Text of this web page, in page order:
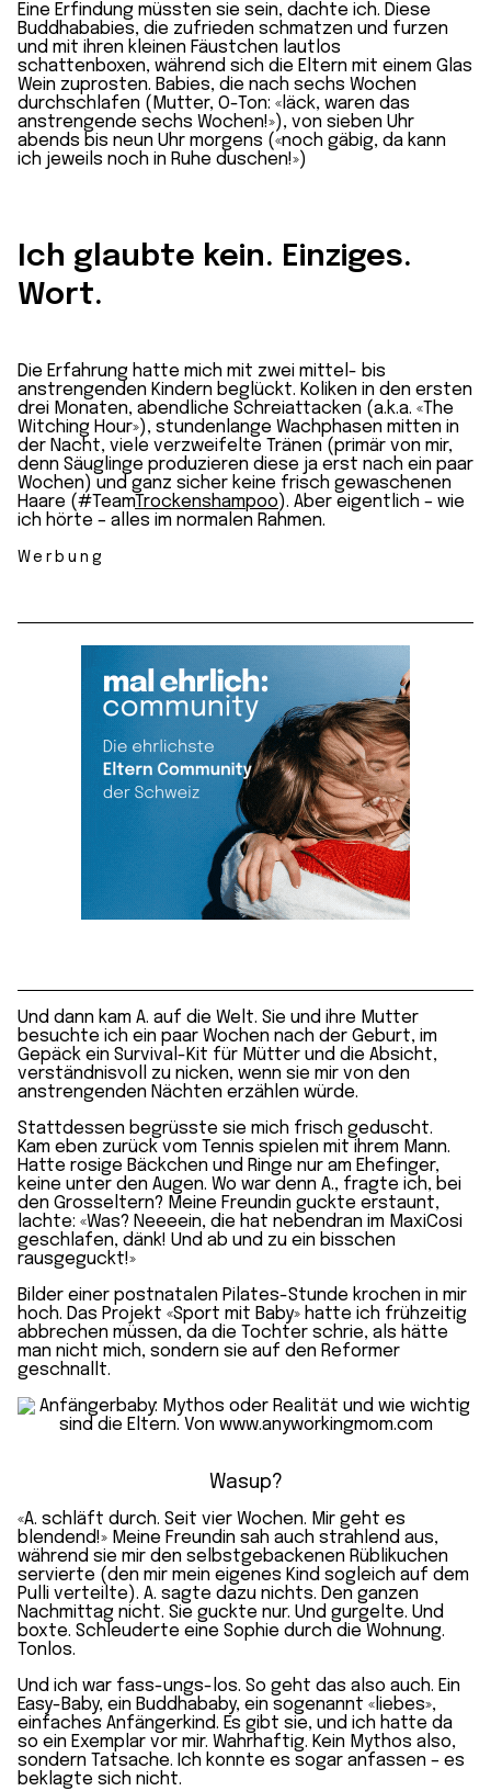
Eine Erfindung müssten sie sein, dachte ich. Diese
Buddhababies, die zufrieden schmatzen und furzen
und mit ihren kleinen Fäustchen lautlos
schattenboxen, während sich die Eltern mit einem Glas
Wein zuprosten. Babies, die nach sechs Wochen
durchschlafen (Mutter, O-Ton: «läck, waren das
anstrengende sechs Wochen!»), von sieben Uhr
abends bis neun Uhr morgens («noch gäbig, da kann
ich jeweils noch in Ruhe duschen!»)
Ich glaubte kein. Einziges.
Wort.
Die Erfahrung hatte mich mit zwei mittel- bis
anstrengenden Kindern beglückt. Koliken in den ersten
drei Monaten, abendliche Schreiattacken (a.k.a. «The
Witching Hour»), stundenlange Wachphasen mitten in
der Nacht, viele verzweifelte Tränen (primär von mir,
denn Säuglinge produzieren diese ja erst nach ein paar
Wochen) und ganz sicher keine frisch gewaschenen
Haare (#TeamTrockenshampoo). Aber eigentlich – wie
ich hörte – alles im normalen Rahmen.
Werbung
Und dann kam A. auf die Welt. Sie und ihre Mutter
besuchte ich ein paar Wochen nach der Geburt, im
Gepäck ein Survival-Kit für Mütter und die Absicht,
verständnisvoll zu nicken, wenn sie mir von den
anstrengenden Nächten erzählen würde.
Stattdessen begrüsste sie mich frisch geduscht.
Kam eben zurück vom Tennis spielen mit ihrem Mann.
Hatte rosige Bäckchen und Ringe nur am Ehefinger,
keine unter den Augen. Wo war denn A., fragte ich, bei
den Grosseltern? Meine Freundin guckte erstaunt,
lachte: «Was? Neeeein, die hat nebendran im MaxiCosi
geschlafen, dänk! Und ab und zu ein bisschen
rausgeguckt!»
Bilder einer postnatalen Pilates-Stunde krochen in mir
hoch. Das Projekt «Sport mit Baby» hatte ich frühzeitig
abbrechen müssen, da die Tochter schrie, als hätte
man nicht mich, sondern sie auf den Reformer
geschnallt.
Wasup?
«A. schläft durch. Seit vier Wochen. Mir geht es
blendend!» Meine Freundin sah auch strahlend aus,
während sie mir den selbstgebackenen Rüblikuchen
servierte (den mir mein eigenes Kind sogleich auf dem
Pulli verteilte). A. sagte dazu nichts. Den ganzen
Nachmittag nicht. Sie guckte nur. Und gurgelte. Und
boxte. Schleuderte eine Sophie durch die Wohnung.
Tonlos.
Und ich war fass-ungs-los. So geht das also auch. Ein
Easy-Baby, ein Buddhababy, ein sogenannt «liebes»,
einfaches Anfängerkind. Es gibt sie, und ich hatte da
so ein Exemplar vor mir. Wahrhaftig. Kein Mythos also,
sondern Tatsache. Ich konnte es sogar anfassen – es
beklagte sich nicht.